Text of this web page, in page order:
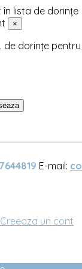
lista de dorințe
×
de dorințe
E-mail:
Creeaza un cont